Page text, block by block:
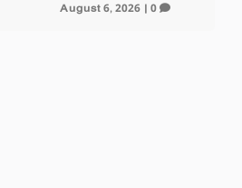
August 6, 2026| 0